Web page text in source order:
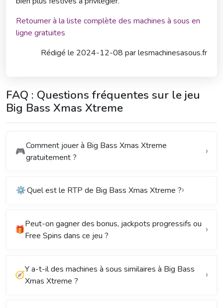
Retourner à la liste complète des machines à sous en
ligne gratuites
Rédigé le 2024-12-08 parlesmachinesasous.fr
FAQ : Questions fréquentes sur le jeu
Big Bass Xmas Xtreme
🎮
Comment jouer à Big Bass Xmas Xtreme
gratuitement ?
⚙️Quel est le RTP de Big Bass Xmas Xtreme ?
🎁
Peut-on gagner des bonus, jackpots progressifs ou
Free Spins dans ce jeu ?
🧭
Y a-t-il des machines à sous similaires à Big Bass
Xmas Xtreme ?